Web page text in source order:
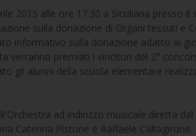
2015 alle ore 17.30 a Siculiana presso il
sulla donazione di Organi tessuti e
informativo sulla donazione adatto ai
verranno premiati i vincitori del 2°
gli alunni della scuola elementare
ad indirizzo musicale diretta
Caterina Pistone e Raffaele Caltagirone.